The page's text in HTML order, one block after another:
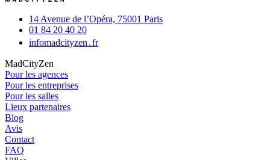
14 Avenue de l’Opéra, 75001 Paris
01 84 20 40 20
infomadcityzen․fr
MadCityZen
Pour les agences
Pour les entreprises
Pour les salles
Lieux partenaires
Blog
Avis
Contact
FAQ